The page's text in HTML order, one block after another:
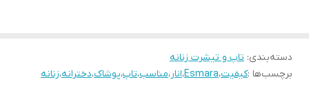
دسته‌بندی: تاپ و تیشرت زنانه
برچسب‌ها :کیفیت،Esmara،انار،مناسب،تاپ،پوشاک،دخترانه،زنانه